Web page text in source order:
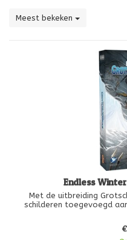
Meest bekeken
Endless
Met de uitbreiding
schilderen toegevoegd
ze